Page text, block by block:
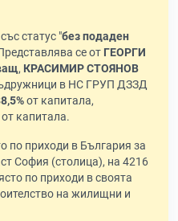
статус "без подаден
се от ГЕОРГИ
, КРАСИМИР СТОЯНОВ
в НС ГРУП ДЗЗД
от капитала,
от капитала.
по приходи в България за
София (столица), на 4216
по приходи в своята
на жилищни и